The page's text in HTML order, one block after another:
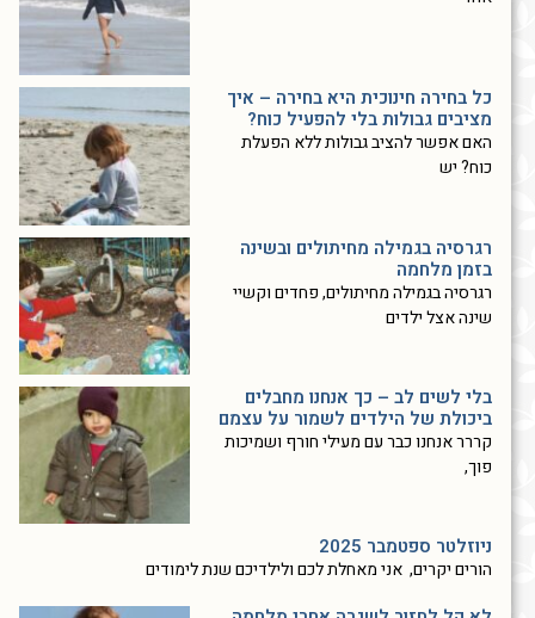
כל בחירה חינוכית היא בחירה – איך
מציבים גבולות בלי להפעיל כוח?
האם אפשר להציב גבולות ללא הפעלת
כוח? יש
רגרסיה בגמילה מחיתולים ובשינה
בזמן מלחמה
רגרסיה בגמילה מחיתולים, פחדים וקשיי
שינה אצל ילדים
בלי לשים לב – כך אנחנו מחבלים
ביכולת של הילדים לשמור על עצמם
קררר אנחנו כבר עם מעילי חורף ושמיכות
פוך,
ניוזלטר ספטמבר 2025
הורים יקרים, אני מאחלת לכם ולילדיכם שנת לימודים